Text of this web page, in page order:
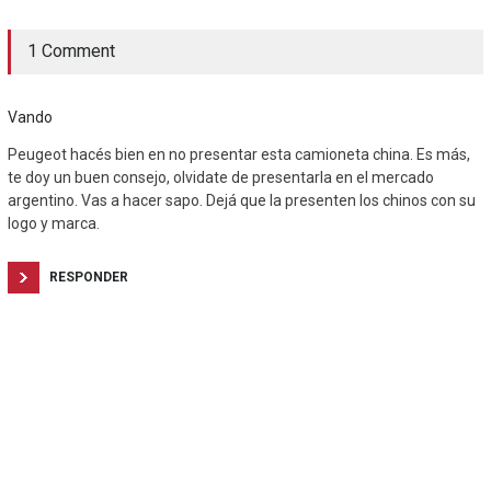
1 Comment
Vando
Peugeot hacés bien en no presentar esta camioneta china. Es más,
te doy un buen consejo, olvidate de presentarla en el mercado
argentino. Vas a hacer sapo. Dejá que la presenten los chinos con su
logo y marca.
RESPONDER